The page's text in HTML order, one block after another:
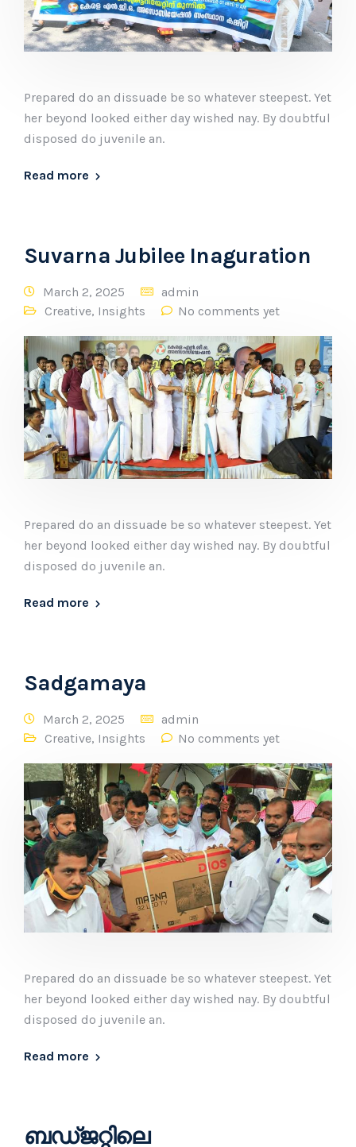
Prepared do an dissuade be so whatever steepest. Yet
her beyond looked either day wished nay. By doubtful
disposed do juvenile an.
Read more
Suvarna Jubilee Inaguration
March 2, 2025
admin
Creative, Insights No comments yet
Prepared do an dissuade be so whatever steepest. Yet
her beyond looked either day wished nay. By doubtful
disposed do juvenile an.
Read more
Sadgamaya
March 2, 2025
admin
Creative, Insights No comments yet
Prepared do an dissuade be so whatever steepest. Yet
her beyond looked either day wished nay. By doubtful
disposed do juvenile an.
Read more
ബഡ്ജറ്റിലെ